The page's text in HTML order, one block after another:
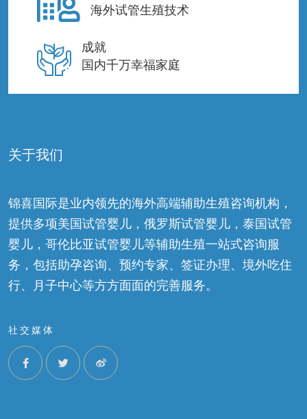
海外试管生殖技术
成就
国内千万幸福家庭
关于我们
锦喜国际是业内领先的海外高端辅助生殖咨询机构，
提供多项美国试管婴儿，俄罗斯试管婴儿，泰国试管
婴儿，哥伦比亚试管婴儿等辅助生殖一站式咨询服
务，包括助孕咨询、预约专家、签证办理、境外吃住
行、月子中心等方方面面的完善服务。
社交媒体